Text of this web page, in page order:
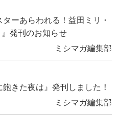
ーあらわれる！益田ミリ・
発刊のお知らせ
ミシマガ編集部
きた夜は』発刊しました！
ミシマガ編集部